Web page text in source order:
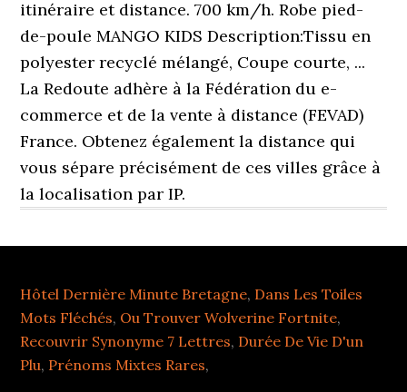
Hôtel Dernière Minute Bretagne, Dans Les Toiles
Mots Fléchés, Ou Trouver Wolverine Fortnite,
Recouvrir Synonyme 7 Lettres, Durée De Vie D'un
Plu, Prénoms Mixtes Rares,